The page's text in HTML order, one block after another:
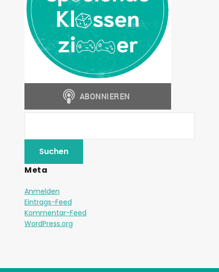
Meta
Anmelden
Eintrags-Feed
Kommentar-Feed
WordPress.org